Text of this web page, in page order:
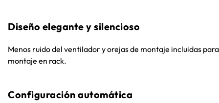
Diseño elegante y silencioso
Menos ruido del ventilador y orejas de montaje incluidas para
montaje en rack.
Configuración automática